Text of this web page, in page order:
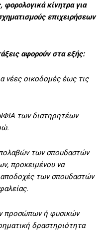
φορολογικά κίνητρα για
επιχειρήσεων
αφορούν στα εξής:
νέες οικοδομές έως τις
των διατηρητέων
των σπουδαστών
προκειμένου να
αποδοχές των σπουδαστών
προσώπων ή φυσικών
δραστηριότητα